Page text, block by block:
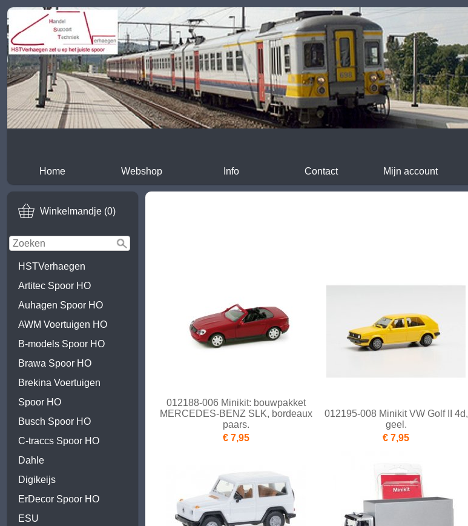
Home Webshop Info Contact Mijn account
Winkelmandje (0)
HSTVerhaegen
Artitec Spoor HO
Auhagen Spoor HO
AWM Voertuigen HO
B-models Spoor HO
Brawa Spoor HO
Brekina Voertuigen
Spoor HO
Busch Spoor HO
C-traccs Spoor HO
Dahle
Digikeijs
ErDecor Spoor HO
ESU
012188-006 Minikit: bouwpakket
MERCEDES-BENZ SLK, bordeaux
paars.
€ 7,95
012195-008 Minikit VW Golf II 4d,
geel.
€ 7,95